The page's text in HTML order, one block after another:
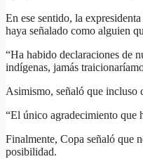
En ese sentido, la
haya señalado como alguien
“Ha habido declaraciones de
indígenas, jamás
Asimismo, señaló que incluso
“El único agradecimiento que
Finalmente, Copa señaló que
posibilidad.